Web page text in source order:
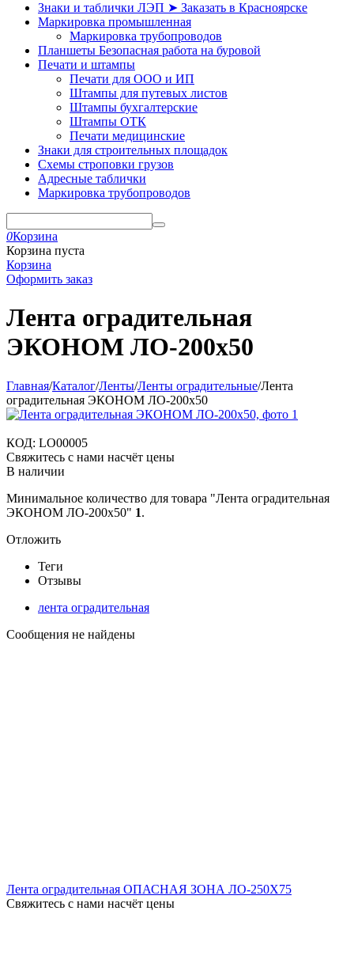
Знаки и таблички ЛЭП ➤ Заказать в Красноярске
Маркировка промышленная
Маркировка трубопроводов
Планшеты Безопасная работа на буровой
Печати и штампы
Печати для ООО и ИП
Штампы для путевых листов
Штампы бухгалтерские
Штампы ОТК
Печати медицинские
Знаки для строительных площадок
Схемы строповки грузов
Адресные таблички
Маркировка трубопроводов
0Корзина
Корзина пуста
Корзина
Оформить заказ
Лента оградительная
ЭКОНОМ ЛО-200x50
Главная/Каталог/Ленты/Ленты оградительные/Лента
оградительная ЭКОНОМ ЛО-200x50
КОД: LO00005
Свяжитесь с нами насчёт цены
В наличии
Минимальное количество для товара "Лента оградительная
ЭКОНОМ ЛО-200x50" 1.
Отложить
Теги
Отзывы
лента оградительная
Сообщения не найдены
Лента оградительная ОПАСНАЯ ЗОНА ЛО-250X75
Свяжитесь с нами насчёт цены